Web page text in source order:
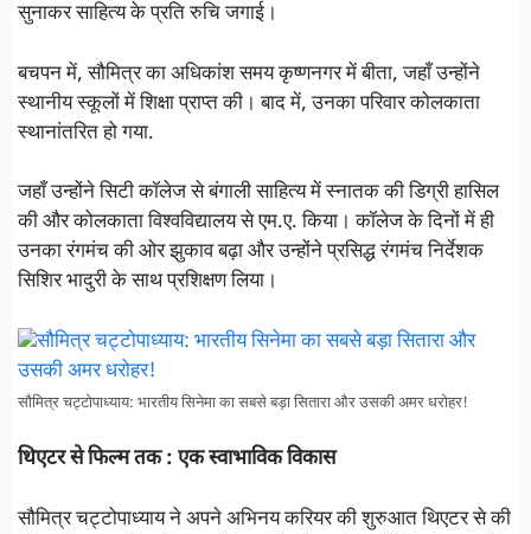
सुनाकर साहित्य के प्रति रुचि जगाई।
बचपन में, सौमित्र का अधिकांश समय कृष्णनगर में बीता, जहाँ उन्होंने
स्थानीय स्कूलों में शिक्षा प्राप्त की। बाद में, उनका परिवार कोलकाता
स्थानांतरित हो गया.
जहाँ उन्होंने सिटी कॉलेज से बंगाली साहित्य में स्नातक की डिग्री हासिल
की और कोलकाता विश्वविद्यालय से एम.ए. किया। कॉलेज के दिनों में ही
उनका रंगमंच की ओर झुकाव बढ़ा और उन्होंने प्रसिद्ध रंगमंच निर्देशक
सिशिर भादुरी के साथ प्रशिक्षण लिया।
सौमित्र चट्टोपाध्याय: भारतीय सिनेमा का सबसे बड़ा सितारा और उसकी अमर धरोहर!
थिएटर से फिल्म तक : एक स्वाभाविक विकास
सौमित्र चट्टोपाध्याय ने अपने अभिनय करियर की शुरुआत थिएटर से की